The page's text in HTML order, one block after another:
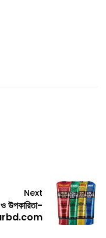
Next
উপকারিতা-